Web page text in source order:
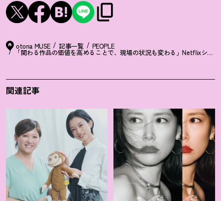
otona MUSE 記事一覧 PEOPLE
「関わる作品の価値を高めることで、現場の状況も変わる」Netflixシ
関連記事